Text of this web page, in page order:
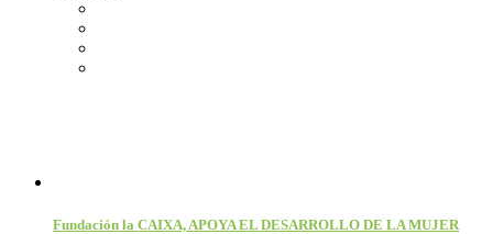
Fundación la CAIXA, APOYA EL DESARROLLO DE LA MUJER